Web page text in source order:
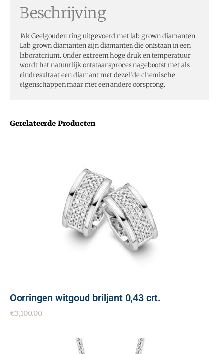
Gerelateerde Producten
Oorringen witgoud briljant 0,43 crt.
€3,100.00
Beschrijving
14k Geelgouden ring uitgevoerd met lab grown diamanten.
Lab grown diamanten zijn diamanten die ontstaan in een
laboratorium. Onder extreem hoge druk en temperatuur
wordt het natuurlijk ontstaansproces nagebootst met als
eindresultaat een diamant met dezelfde chemische
eigenschappen maar met een andere oorsprong.